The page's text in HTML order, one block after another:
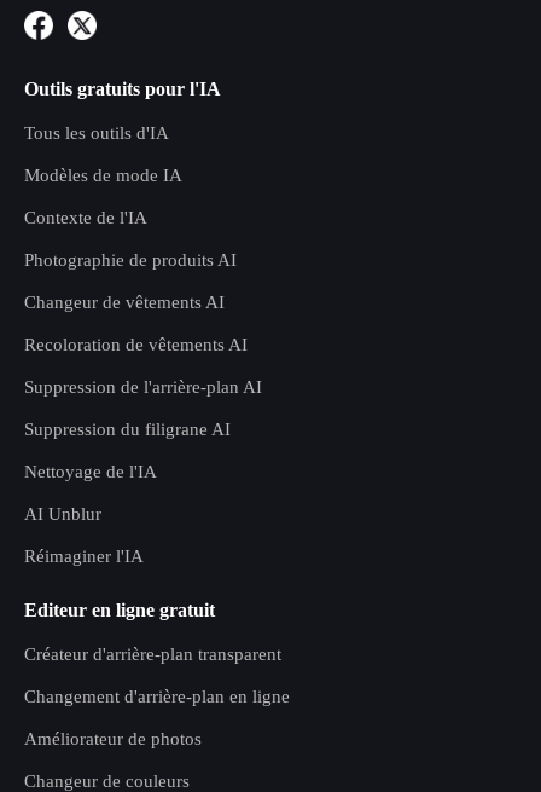
Outils gratuits pour l'IA
Tous les outils d'IA
Modèles de mode IA
Contexte de l'IA
Photographie de produits AI
Changeur de vêtements AI
Recoloration de vêtements AI
Suppression de l'arrière-plan AI
Suppression du filigrane AI
Nettoyage de l'IA
AI Unblur
Réimaginer l'IA
Editeur en ligne gratuit
Créateur d'arrière-plan transparent
Changement d'arrière-plan en ligne
Améliorateur de photos
Changeur de couleurs